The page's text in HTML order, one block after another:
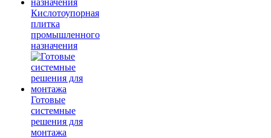
Кислотоупорная
плитка
промышленного
назначения
Готовые
системные
решения для
монтажа